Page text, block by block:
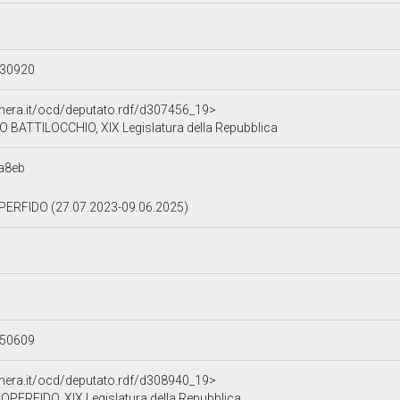
ocd/deputato.rdf/d307456_19>
BATTILOCCHIO, XIX Legislatura della Repubblica
(27.07.2023-09.06.2025)
ocd/deputato.rdf/d308940_19>